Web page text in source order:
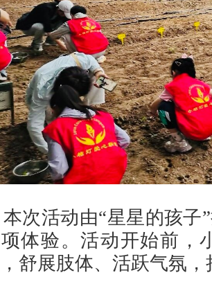
本次活动由“星星的孩子
体验。活动开始前，
舒展肢体、活跃气氛